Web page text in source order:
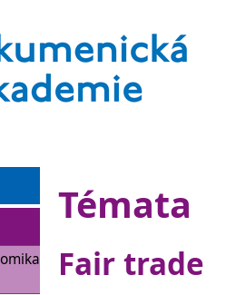
Témata
Fair trade